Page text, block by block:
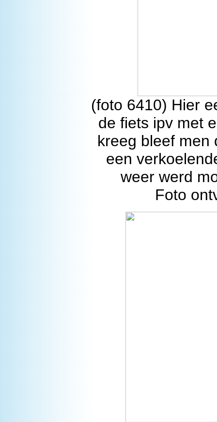
(foto 6410) Hier
de fiets ipv met
kreeg bleef men
een
weer werd
Foto